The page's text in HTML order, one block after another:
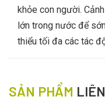
khỏe con người.
lớn trong nước để
thiểu tối đa các tác
SẢN PHẨM